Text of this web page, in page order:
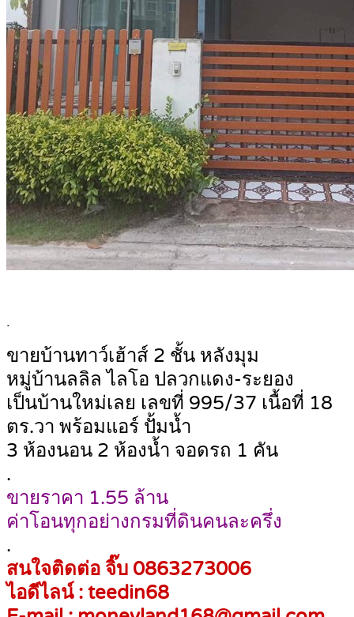
.
ขายบ้านทาว์เฮ้าส์ 2 ชั้น หลังมุม
หมู่บ้านลลิล ไลโอ ปลวกแดง-ระยอง
เป็นบ้านใหม่เลย เลขที่ 995/37 เนื้อที่ 18
ตร.วา พร้อมแอร์ ปั้มน้ำ
3 ห้องนอน 2 ห้องน้ำ จอดรถ 1 คัน
.
ขายราคา 1.55 ล้าน
ค่าโอนทุกอย่างกรมที่ดินคนละครึ่ง
.
สนใจติดต่อ จิ๊บ 0863273006
ไอดีไลน์ : teedin68